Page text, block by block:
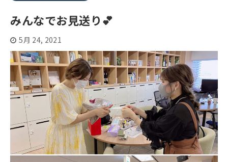
みんなでお見送り💕
5月 24, 2021